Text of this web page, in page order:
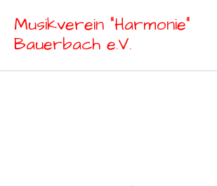
Inhalt
Musikverein "Harmonie"
Bauerbach e.V.